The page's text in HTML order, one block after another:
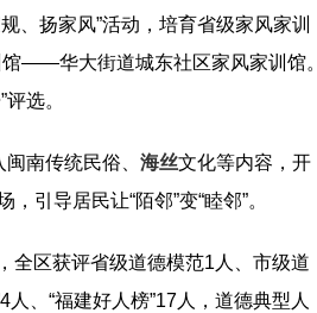
、扬家风”活动，培育省级家风家训
——华大街道城东社区家风家训馆。
选。
南传统民俗、 海丝文化等内容，开
引导居民让“陌邻”变“睦邻”。
全区获评省级道德模范1人、市级道
、“福建好人榜”17人，道德典型人